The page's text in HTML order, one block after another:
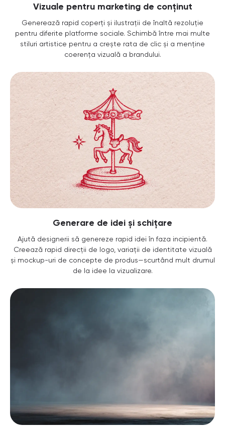
Vizuale pentru marketing de conținut
Generează rapid coperți și ilustrații de înaltă rezoluție
pentru diferite platforme sociale. Schimbă între mai multe
stiluri artistice pentru a crește rata de clic și a menține
coerența vizuală a brandului.
Generare de idei și schițare
Ajută designerii să genereze rapid idei în faza incipientă.
Creează rapid direcții de logo, variații de identitate vizuală
și mockup-uri de concepte de produs—scurtând mult drumul
de la idee la vizualizare.